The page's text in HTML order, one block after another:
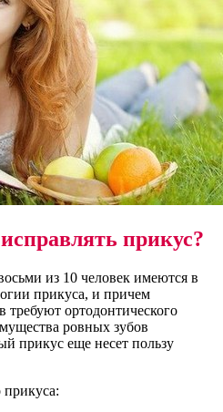
прикус?
из 10 человек имеются в
прикуса, и причем
требуют ортодонтического
ровных зубов
прикус еще несет пользу
прикуса: